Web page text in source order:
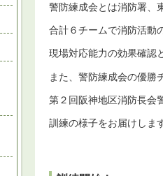
警防練成会とは消防署、
合計６チームで消防活動
現場対応能力の効果確認
また、警防練成会の優勝
第２回阪神地区消防長会
訓練の様子をお届けしま